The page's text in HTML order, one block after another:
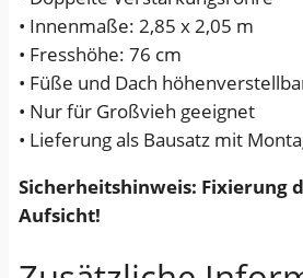
h
w
e
d
e
n
f
r
• Innenmaße: 2,85 x 2,05 m
• Fresshöhe: 76 cm
• Füße und Dach
• Nur für Großvieh geeignet
• Lieferung als Bausatz mit
Sicherheitshinweis: Fixierung
Aufsicht!